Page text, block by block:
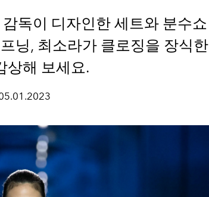
독이 디자인한 세트와 분수쇼
닝, 최소라가 클로징을 장식한
상해 보세요.